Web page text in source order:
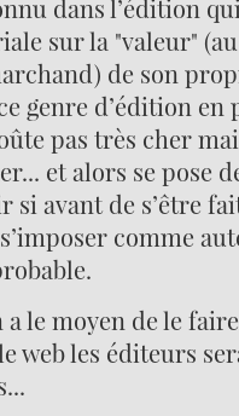
dans l’édition
sur la "valeur"
de son
genre d’édition en
pas très cher
et alors se pose
si avant de s’être
comme
a le moyen de le
web les éditeurs